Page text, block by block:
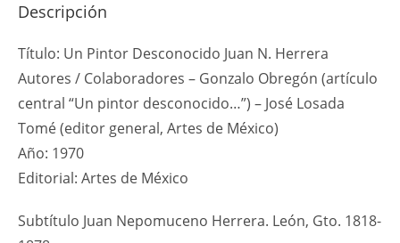
Descripción
Título: Un Pintor Desconocido Juan N. Herrera
Autores / Colaboradores – Gonzalo Obregón (artículo
central “Un pintor desconocido…”) – José Losada
Tomé (editor general, Artes de México)
Año: 1970
Editorial: Artes de México
Subtítulo Juan Nepomuceno Herrera. León, Gto. 1818-